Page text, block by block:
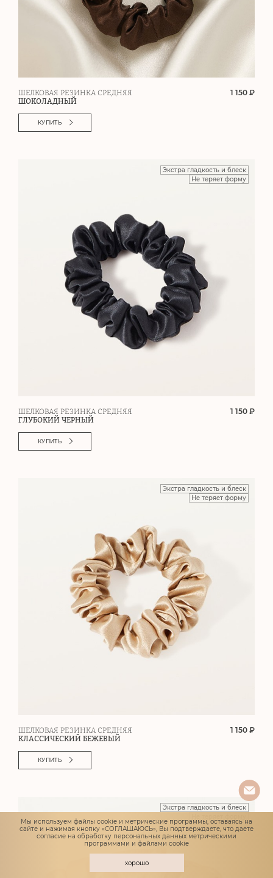
ШЕЛКОВАЯ РЕЗИНКА СРЕДНЯЯ
ШОКОЛАДНЫЙ
1 150 ₽
КУПИТЬ
Экстра гладкость и блеск
Не теряет форму
ШЕЛКОВАЯ РЕЗИНКА СРЕДНЯЯ
ГЛУБОКИЙ ЧЕРНЫЙ
1 150 ₽
КУПИТЬ
Экстра гладкость и блеск
Не теряет форму
ШЕЛКОВАЯ РЕЗИНКА СРЕДНЯЯ
КЛАССИЧЕСКИЙ БЕЖЕВЫЙ
1 150 ₽
КУПИТЬ
Экстра гладкость и блеск
Мы используем файлы cookie и метрические программы, оставаясь на
сайте и нажимая кнопку «СОГЛАШАЮСЬ», Вы подтверждаете, что даете
согласие на обработку персональных данных метрическими
программами и файлами cookie
хорошо